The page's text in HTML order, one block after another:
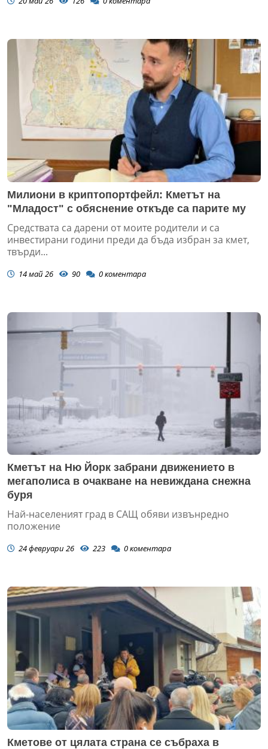
Милиони в криптопортфейл: Кметът на
"Младост" с обяснение откъде са парите му
Средствата са дарени от моите родители и са
инвестирани години преди да бъда избран за кмет,
твърди...
14 май 26 90 0коментара
Кметът на Ню Йорк забрани движението в
мегаполиса в очакване на невиждана снежна
буря
Най-населеният град в САЩ обяви извънредно
положение
24 февруари 26 223 0коментара
Кметове от цялата страна се събраха в